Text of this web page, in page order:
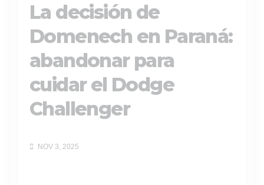
La decisión de
Domenech en Paraná:
abandonar para
cuidar el Dodge
Challenger
NOV 3, 2025